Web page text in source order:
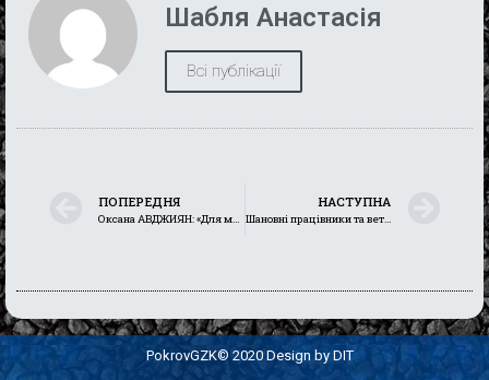
Шабля Анастасія
Всі публікації
ПОПЕРЕДНЯ
Оксана АВДЖИЯН: «Для меня главное – окрылять и дарить улыбки людям»
НАСТУПНА
Шановні працівники та ветерани органів місцевого самоврядування, шановні депутати!
PokrovGZK© 2020 Design by DIT